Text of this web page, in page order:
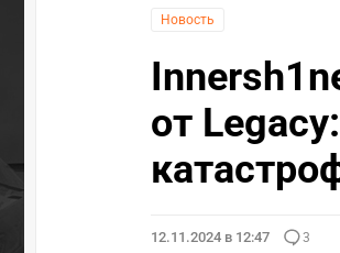
Новость
от
12.11.2024 в 12:47 3